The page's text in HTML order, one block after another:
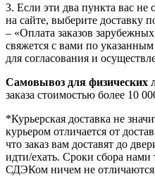
3. Если эти два пункта вас не
на сайте, выберите доставку
– «Оплата заказов
свяжется с вами по
для согласования и
Самовывоз для физических
заказа стоимостью более 10
*Курьерская доставка не
курьером отличается от
что заказ вам доставят до
идти/ехать. Сроки сбора нами
СДЭКом ничем не